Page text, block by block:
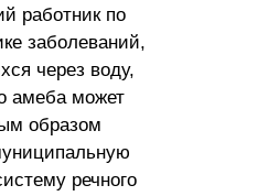
работник по
заболеваний,
через воду,
амеба может
образом
речного